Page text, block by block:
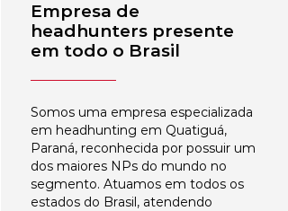
Empresa de
headhunters presente
em todo o Brasil
Somos uma empresa especializada
em headhunting em Quatiguá,
Paraná, reconhecida por possuir um
dos maiores NPs do mundo no
segmento. Atuamos em todos os
estados do Brasil, atendendo